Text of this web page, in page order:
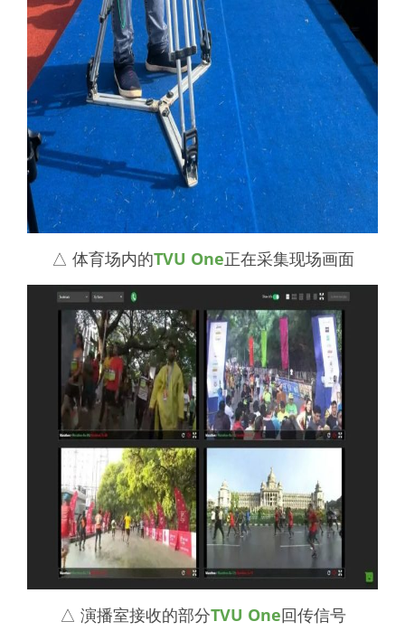
△ 体育场内的TVU One正在采集现场画面
△ 演播室接收的部分TVU One回传信号